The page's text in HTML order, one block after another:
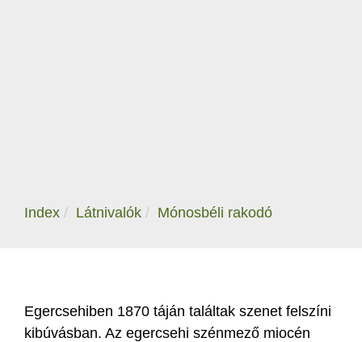
Index Látnivalók Mónosbéli rakodó
Egercsehiben 1870 táján találtak szenet felszíni
kibúvásban. Az egercsehi szénmező miocén